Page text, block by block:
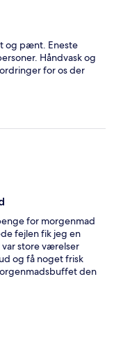
og pænt. Eneste
Håndvask og
for os der
for morgenmad
fejlen fik jeg en
store værelser
og få noget frisk
den